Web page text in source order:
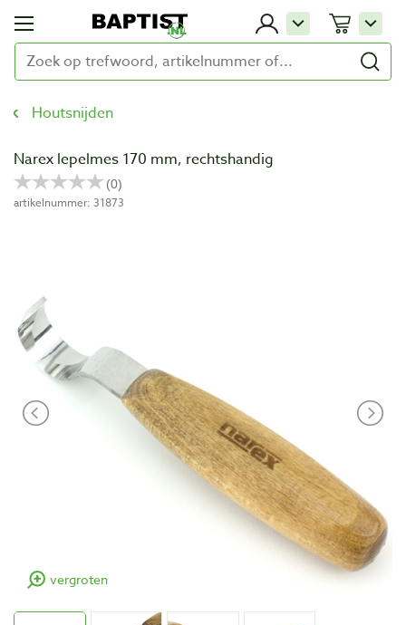
Houtsnijden
Narex lepelmes 170 mm, rechtshandig
artikelnummer: 31873
vergroten